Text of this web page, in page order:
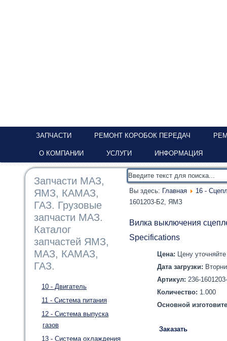
ЗАПЧАСТИ РЕМОНТ КОРОБОК ПЕРЕДАЧ
О КОМПАНИИ УСЛУГИ ИНФОРМАЦИЯ
Запчасти МАЗ,
ЯМЗ, КАМАЗ,
ГАЗ. Грузовые
запчасти МАЗ.
Каталог
запчастей ЯМЗ,
МАЗ, КАМАЗ,
ГАЗ.
10 - Двигатель
11 - Система питания
12 - Система выпуска
газов
13 - Система охлаждения
Вы здесь: Главная
16 -
1601203-Б2, ЯМЗ
Вилка выключения
Specifications
Цена: Цену
Дата загрузки:
Артикул: 236-
Количество: 1.000
Основной
Заказать